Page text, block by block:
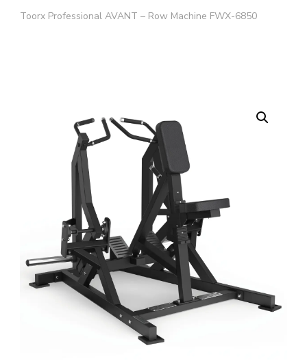
Toorx Professional AVANT – Row Machine FWX-6850